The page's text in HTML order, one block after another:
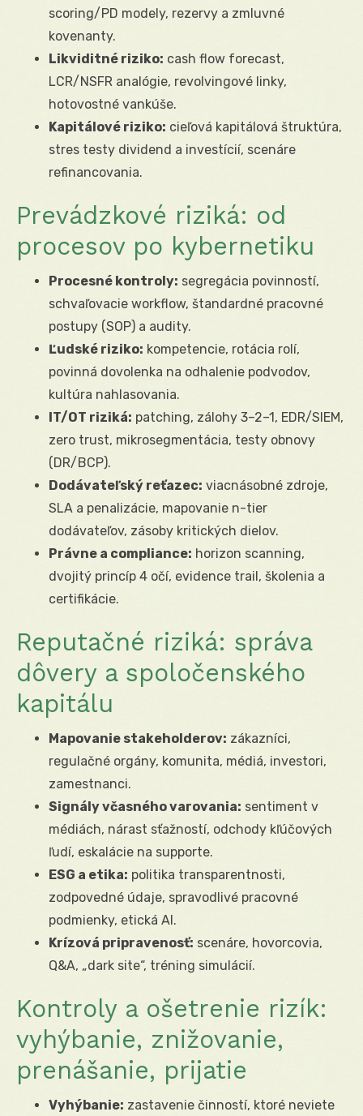
scoring/PD modely, rezervy a zmluvné
kovenanty.
Likviditné riziko: cash flow forecast,
LCR/NSFR analógie, revolvingové linky,
hotovostné vankúše.
Kapitálové riziko: cieľová kapitálová štruktúra,
stres testy dividend a investícií, scenáre
refinancovania.
Prevádzkové riziká: od
procesov po kybernetiku
Procesné kontroly: segregácia povinností,
schvaľovacie workflow, štandardné pracovné
postupy (SOP) a audity.
Ľudské riziko: kompetencie, rotácia rolí,
povinná dovolenka na odhalenie podvodov,
kultúra nahlasovania.
IT/OT riziká: patching, zálohy 3–2–1, EDR/SIEM,
zero trust, mikrosegmentácia, testy obnovy
(DR/BCP).
Dodávateľský reťazec: viacnásobné zdroje,
SLA a penalizácie, mapovanie n-tier
dodávateľov, zásoby kritických dielov.
Právne a compliance: horizon scanning,
dvojitý princíp 4 očí, evidence trail, školenia a
certifikácie.
Reputačné riziká: správa
dôvery a spoločenského
kapitálu
Mapovanie stakeholderov: zákazníci,
regulačné orgány, komunita, médiá, investori,
zamestnanci.
Signály včasného varovania: sentiment v
médiách, nárast sťažností, odchody kľúčových
ľudí, eskalácie na supporte.
ESG a etika: politika transparentnosti,
zodpovedné údaje, spravodlivé pracovné
podmienky, etická AI.
Krízová pripravenosť: scenáre, hovorcovia,
Q&A, „dark site“, tréning simulácií.
Kontroly a ošetrenie rizík:
vyhýbanie, znižovanie,
prenášanie, prijatie
Vyhýbanie: zastavenie činností, ktoré neviete